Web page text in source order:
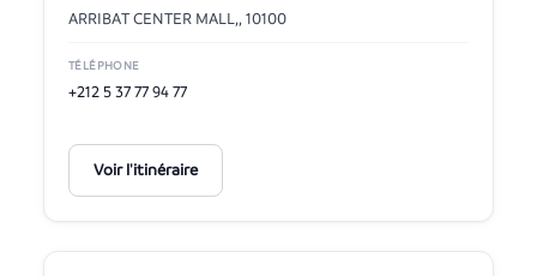
ARRIBAT CENTER MALL,, 10100
TÉLÉPHONE
+212 5 37 77 94 77
Voir l'itinéraire